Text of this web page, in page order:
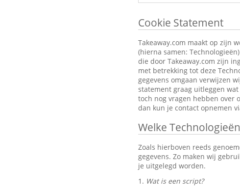
Cookie Statement
Takeaway.com maakt op zijn
(hierna samen:
die door Takeaway.com zijn
met betrekking tot deze
gegevens omgaan verwijzen
statement graag uitleggen
toch nog vragen hebben over
dan kun je contact opnemen
Welke
Zoals hierboven reeds
gegevens. Zo maken wij
je uitgelegd worden.
1. Wat is een script?